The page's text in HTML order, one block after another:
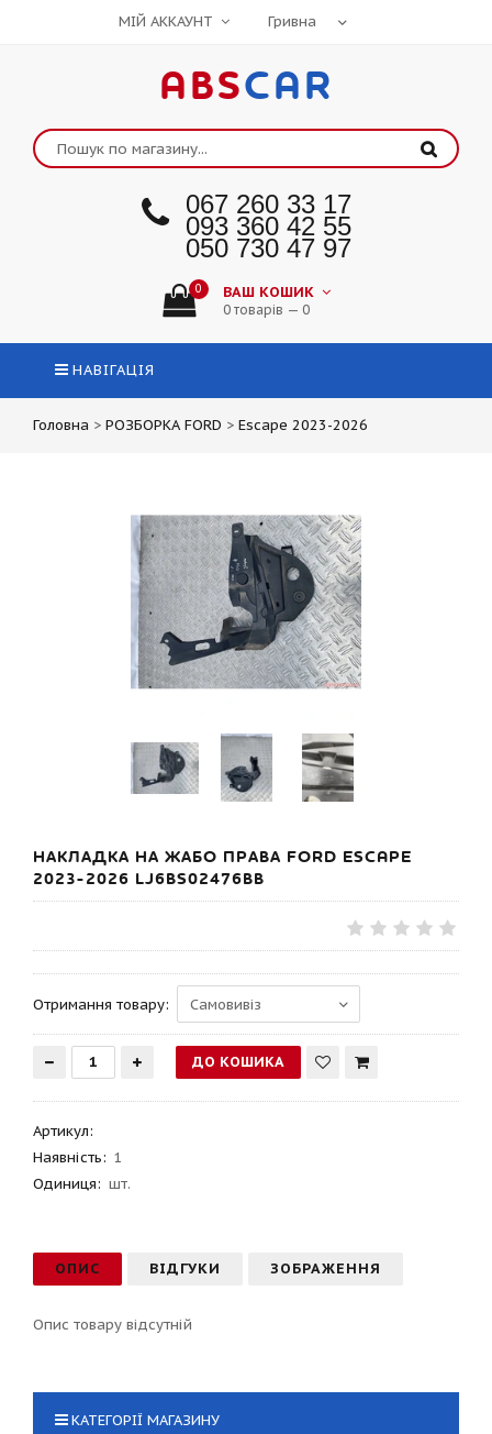
МІЙ АККАУНТ
ABSCAR
067 260 33 17
093 360 42 55
050 730 47 97
0 ВАШ КОШИК
0 товарів — 0
НАВІГАЦІЯ
Головна > РОЗБОРКА FORD > Escape 2023-2026
НАКЛАДКА НА ЖАБО ПРАВА FORD ESCAPE
2023-2026 LJ6BS02476BB
Отримання товару:
Артикул:
Наявність: 1
Одиниця: шт.
ОПИС ВІДГУКИ ЗОБРАЖЕННЯ
Опис товару відсутній
КАТЕГОРІЇ МАГАЗИНУ